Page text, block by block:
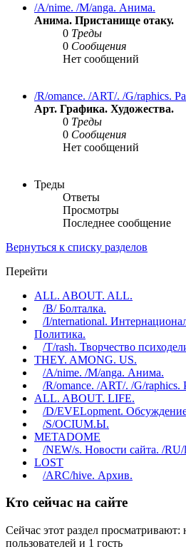
/A/nime. /M/anga. Анима.
Анима. Пристанище отаку.
0 Треды
0 Сообщения
Нет сообщений
/R/omance. /ART/. /G/raphics.
Арт. Графика. Художества.
0 Треды
0 Сообщения
Нет сообщений
Треды
Ответы
Просмотры
Последнее сообщение
Вернуться к списку разделов
Перейти
ALL. ABOUT. ALL.
/B/ Болталка.
/I/nternational.
Политика.
/T/rash. Творчество
THEY. AMONG. US.
/A/nime. /M/anga. Анима.
/R/omance. /ART/. /G/raphics.
ALL. ABOUT. LIFE.
/D/EVELopment.
/S/OCIUM.Ы.
METADOME
/NEW/s. Новости сайта. /
LOST
/ARC/hive. Архив.
Кто сейчас на сайте
Сейчас этот раздел просматривают:
пользователей и 1 гость